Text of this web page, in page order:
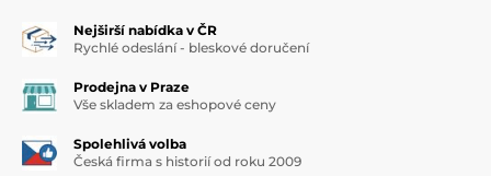
Nejširší nabídka v ČR
Rychlé odeslání - bleskové doručení
Prodejna v Praze
Vše skladem za eshopové ceny
Spolehlivá volba
Česká firma s historií od roku 2009